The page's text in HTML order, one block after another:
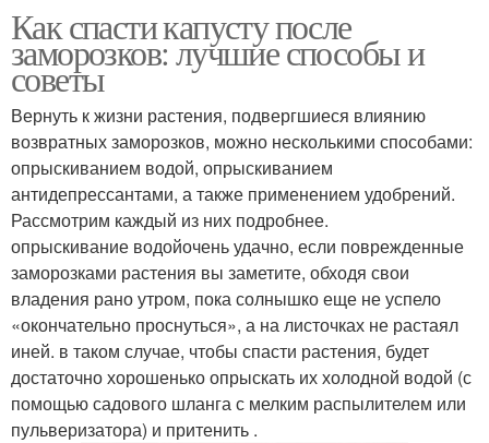
Как спасти капусту после
заморозков: лучшие способы и
советы
Вернуть к жизни растения, подвергшиеся влиянию
возвратных заморозков, можно несколькими способами:
опрыскиванием водой, опрыскиванием
антидепрессантами, а также применением удобрений.
Рассмотрим каждый из них подробнее.
опрыскивание водойочень удачно, если поврежденные
заморозками растения вы заметите, обходя свои
владения рано утром, пока солнышко еще не успело
«окончательно проснуться», а на листочках не растаял
иней. в таком случае, чтобы спасти растения, будет
достаточно хорошенько опрыскать их холодной водой (с
помощью садового шланга с мелким распылителем или
пульверизатора) и притенить .